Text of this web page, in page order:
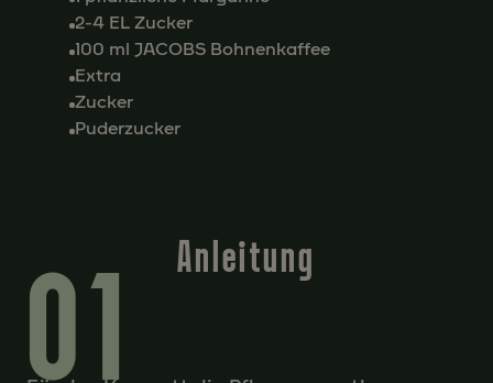
2-4 EL Zucker
100 ml JACOBS Bohnenkaffee
Extra
Zucker
Puderzucker
Anleitung
01